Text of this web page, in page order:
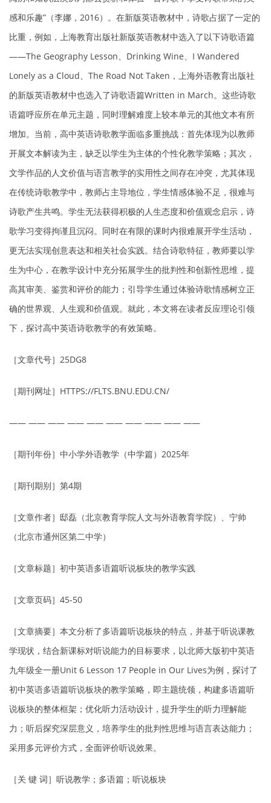
感和乐趣”（李娜，2016）。在新版英语教材中，诗歌占据了一定的
比重，例如，上海教育出版社新版英语教材中选入了以下诗歌语篇
——The Geography Lesson、Drinking Wine、I Wandered
Lonely as a Cloud、The Road Not Taken，上海外语教育出版社
的新版英语教材中也选入了诗歌语篇Written in March。这些诗歌
语篇呼应所在单元主题，同时理解难度上较本单元的其他文本有所
增加。当前，高中英语诗歌教学面临多重挑战：首先体现为以教师
开展文本解读为主，缺乏以学生为主体的个性化教学策略；其次，
文学作品的人文价值与语言教学的实用性之间存在冲突，尤其体现
在传统诗歌教学中，教师占主导地位，学生情感体验不足，很难与
诗歌产生共鸣。学生无法获得积极的人生态度和价值观念启示，诗
歌学习变得拘谨且沉闷。同时在有限的课时内很难展开学生活动，
更无法实现创意表达和相关社会实践。结合诗歌特征，教师要以学
生为中心，在教学设计中充分拓展学生的批判性和创新性思维，提
高其审美、鉴赏和评价的能力；引导学生通过体验诗歌情感树立正
确的世界观、人生观和价值观。就此，本文将在读者反应理论引领
下，探讨高中英语诗歌教学的有效策略。
［文章代号］25DG8
［期刊网址］HTTPS://FLTS.BNU.EDU.CN/
—— —— —— —— —— —— —— —— —— ——
［期刊年份］中小学外语教学（中学篇）2025年
［期刊期别］第4期
［文章作者］邸磊（北京教育学院人文与外语教育学院）、宁帅
（北京市通州区第二中学）
［文章标题］初中英语多语篇听说板块的教学实践
［文章页码］45-50
［文章摘要］本文分析了多语篇听说板块的特点，并基于听说课教
学现状，结合新课标对听说能力的目标要求，以北师大版初中英语
九年级全一册Unit 6 Lesson 17 People in Our Lives为例，探讨了
初中英语多语篇听说板块的教学策略，即主题统领，构建多语篇听
说板块的整体框架；优化听力活动设计，提升学生的听力理解能
力；听后探究深层意义，培养学生的批判性思维与语言表达能力；
采用多元评价方式，全面评价听说效果。
［关 键 词］听说教学；多语篇；听说板块